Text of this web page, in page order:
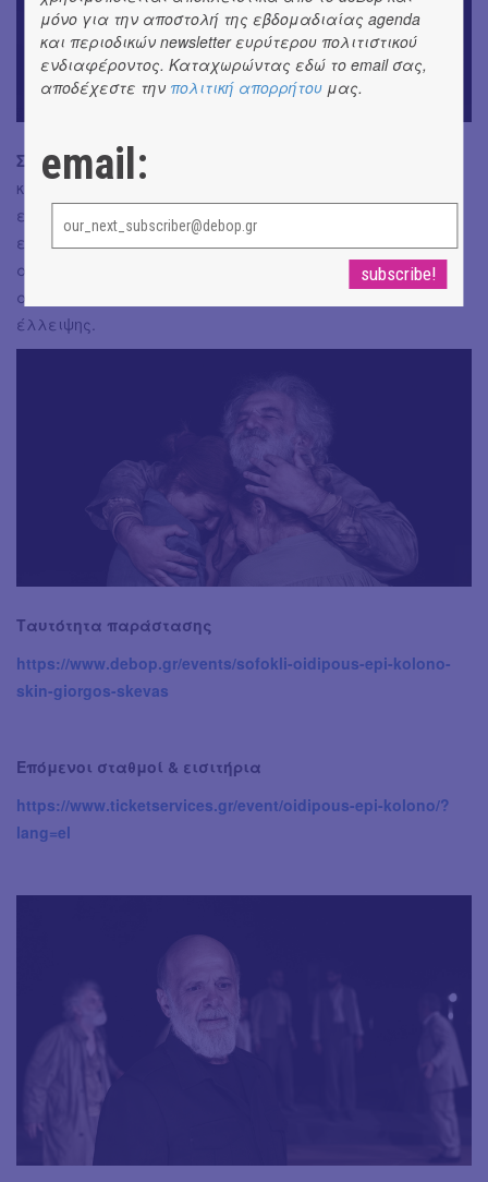
Σύνολο:Μια κλασικότροπη παράσταση που στηρίζεται
και οφείλει πολλά στη στιβαρή και συνειδητοποιημένη
ερμηνεία του πρωταγωνιστή της. Η λιτότητα στα
επιμέρους στοιχεία της, ο δισταγμός για κάτι πιο πέρα
από μια απλή και εκ του αποτελέσματος συμβατική
ανάγνωση του πρωτοτύπου δημιούργησε μια αίσθηση
έλλειψης.
Ταυτότητα παράστασης
https://www.debop.gr/events/sofokli-oidipous-epi-kolono-
skin-giorgos-skevas
Επόμενοι σταθμοί & εισιτήρια
https://www.ticketservices.gr/event/oidipous-epi-kolono/?
lang=el
μόνο για την αποστολή της εβδομαδιαίας agenda
και περιοδικών newsletter ευρύτερου πολιτιστικού
ενδιαφέροντος. Καταχωρώντας εδώ το email σας,
αποδέχεστε την πολιτική απορρήτου μας.
email: